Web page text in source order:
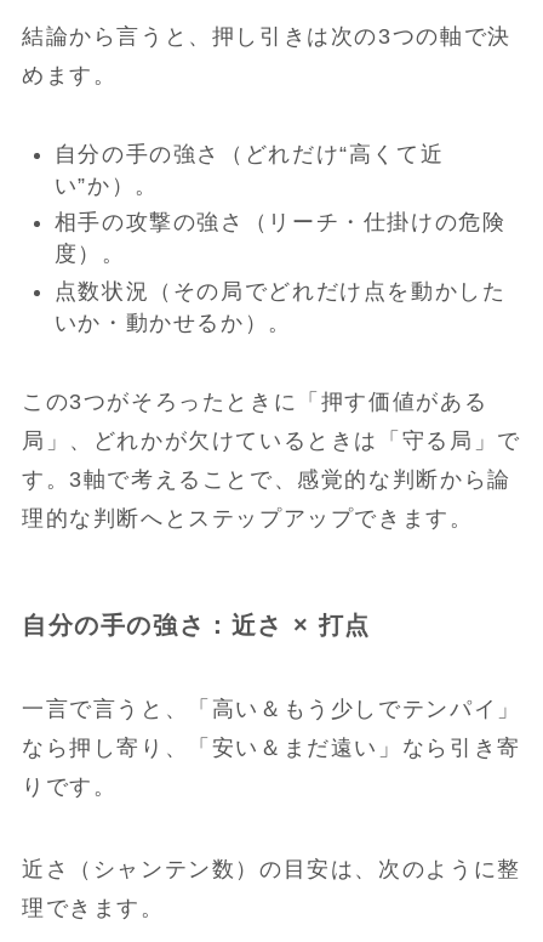
結論から言うと、押し引きは次の3つの軸で決
めます。
自分の手の強さ（どれだけ“高くて近
い”か）。
相手の攻撃の強さ（リーチ・仕掛けの危険
度）。
点数状況（その局でどれだけ点を動かした
いか・動かせるか）。
この3つがそろったときに「押す価値がある
局」、どれかが欠けているときは「守る局」で
す。3軸で考えることで、感覚的な判断から論
理的な判断へとステップアップできます。
自分の手の強さ：近さ × 打点
一言で言うと、「高い＆もう少しでテンパイ」
なら押し寄り、「安い＆まだ遠い」なら引き寄
りです。
近さ（シャンテン数）の目安は、次のように整
理できます。